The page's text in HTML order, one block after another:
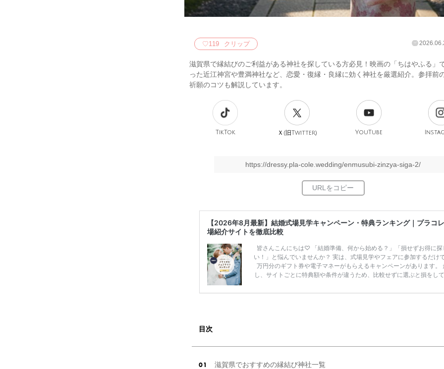
♡119 クリップ
滋賀県で縁結びのご利益がある神社を探している方必見！映画の「ちはやふる」
った近江神宮や豊満神社など、恋愛・復縁・良縁に効く神社を厳選紹介。参拝前
祈願のコツも解説しています。
TikTok Ｘ(旧Twitter) YouTube
https://dressy.pla-cole.wedding/enmusubi-zinzya-siga-2/
【2026年8月最新】結婚式場見学キャンペーン・特典ランキング｜プラコ
場紹介サイトを徹底比較
皆さんこんにちは♡ 「結婚準備、何から始める？」「損せずお得に探
い！」と悩んでいませんか？ 実は、式場見学やフェアに参加するだけ
万円分のギフト券や電子マネーがもらえるキャンペーンがあります。
し、サイトごとに特典額や条件が違うため、比較せずに選ぶと損をし
ンペーン特典ランキングを公開！ 比較サイト：プラコレ、ゼクシィ、
目次
滋賀県でおすすめの縁結び神社一覧